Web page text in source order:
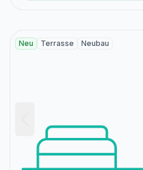
Neu Terrasse Neubau